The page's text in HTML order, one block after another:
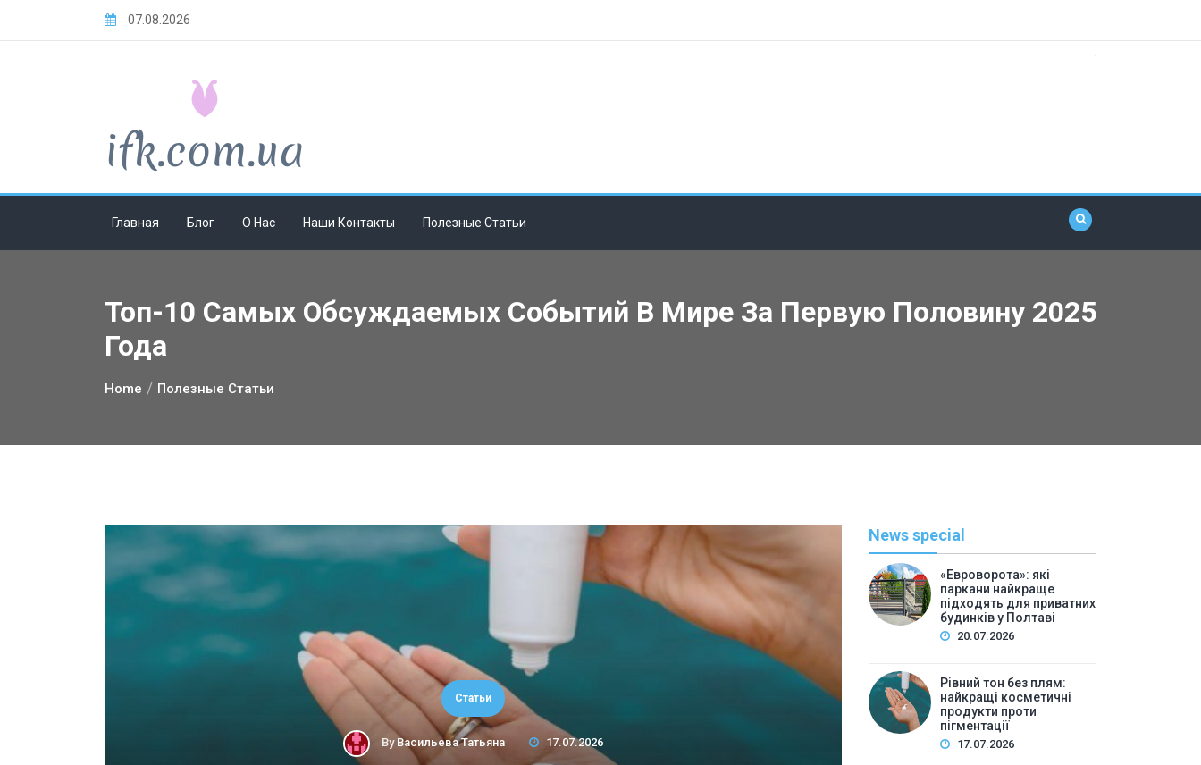
07.08.2026
Главная Блог О Нас Наши Контакты Полезные Статьи
Топ-10 Самых Обсуждаемых Событий В Мире За Первую Половину 2025
Года
Home Полезные Статьи
Статьи
By Васильева Татьяна 17.07.2026
News special
«Евроворота»: які
паркани найкраще
підходять для приватних
будинків у Полтаві
20.07.2026
Рівний тон без плям:
найкращі косметичні
продукти проти
пігментації
17.07.2026